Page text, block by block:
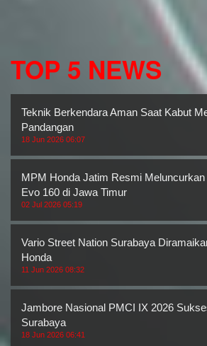
TOP 5 NEWS
Teknik Berkendara Aman Saat Kabut
Pandangan
18 Jun 2026 06:07
MPM Honda Jatim Resmi Meluncurkan
Evo 160 di Jawa Timur
02 Jul 2026 05:19
Vario Street Nation Surabaya
Honda
11 Jun 2026 08:32
Jambore Nasional PMCI IX 2026
Surabaya
18 Jun 2026 06:41